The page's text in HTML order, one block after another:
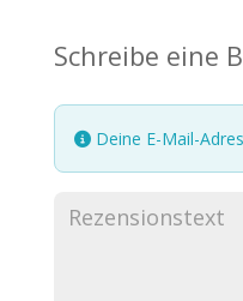
Schreibe eine
Deine E-Mail-